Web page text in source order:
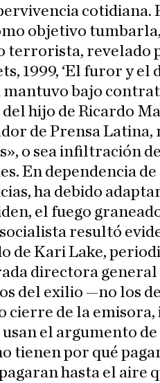
cotidiana.
objetivo
terrorista, revelado
1999, ‘El furor y el
mantuvo bajo
hijo de Ricardo
de Prensa Latina,
o sea infiltración
En dependencia de
ha debido
el fuego
resultó
de Kari Lake,
directora general
del exilio —no los
cierre de la
el argumento de
tienen por qué
hasta el aire